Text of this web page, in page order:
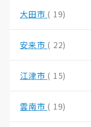
大田市 ( 19)
安来市 ( 22)
江津市 ( 15)
雲南市 ( 19)